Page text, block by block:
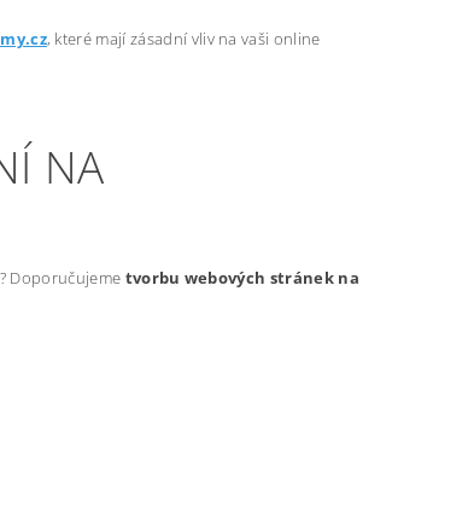
, které mají zásadní vliv na vaši online
NA
Doporučujeme tvorbu webových stránek na